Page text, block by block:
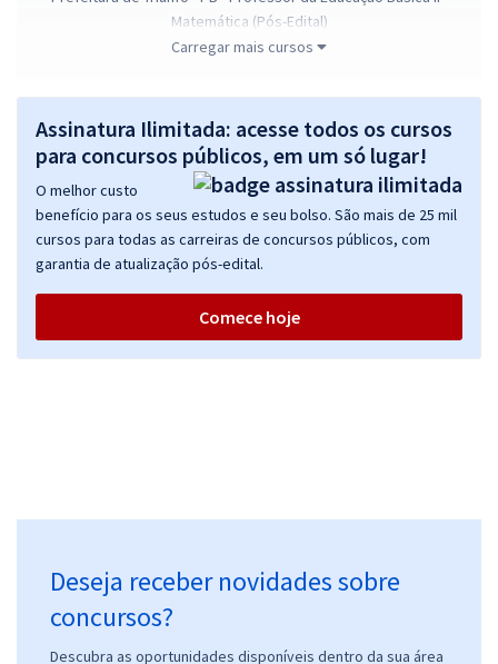
Matemática (Pós-Edital)
R$ 478,32à vista
Comprar
Prefeitura de Triunfo - PB - Enfermeiro (Pós-Edital)
ou 12x de R$29,86
Carregar mais cursos
Assinatura Ilimitada: acesse todos os cursos
para concursos públicos, em um só lugar!
O melhor custo
benefício para os seus estudos e seu bolso. São mais de 25 mil
cursos para todas as carreiras de concursos públicos, com
garantia de atualização pós-edital.
Comece hoje
Deseja receber novidades sobre
concursos?
Descubra as oportunidades disponíveis dentro da sua área